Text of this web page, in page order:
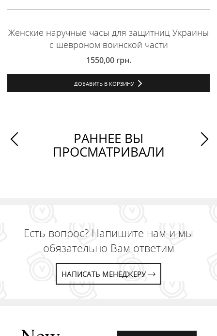
Женские наручные часы для защитниц Украины
с шевроном воинской части
1550,00 грн.
ДОБАВИТЬ В КОРЗИНУ
РАННЕЕ ВЫ
ПРОСМАТРИВАЛИ
Есть вопрос? Напишите нам и мы
обязательно Вам ответим
НАПИСАТЬ МЕНЕДЖЕРУ